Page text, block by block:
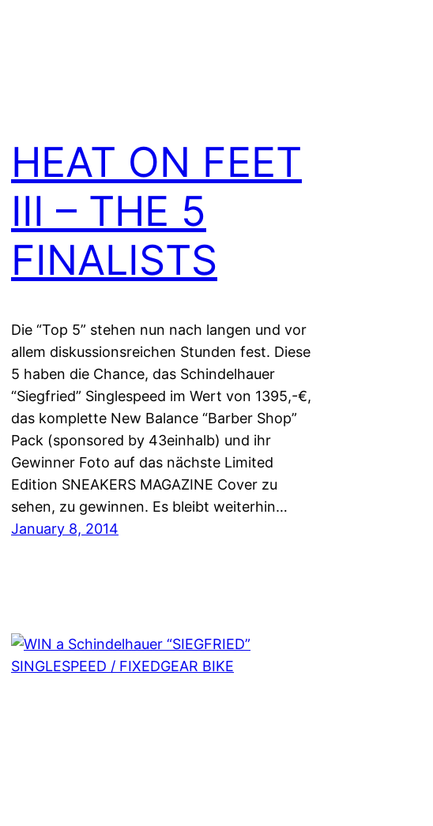
HEAT ON FEET
III – THE 5
FINALISTS
Die “Top 5” stehen nun nach langen und vor
allem diskussionsreichen Stunden fest. Diese
5 haben die Chance, das Schindelhauer
“Siegfried” Singlespeed im Wert von 1395,-€,
das komplette New Balance “Barber Shop”
Pack (sponsored by 43einhalb) und ihr
Gewinner Foto auf das nächste Limited
Edition SNEAKERS MAGAZINE Cover zu
sehen, zu gewinnen. Es bleibt weiterhin…
January 8, 2014